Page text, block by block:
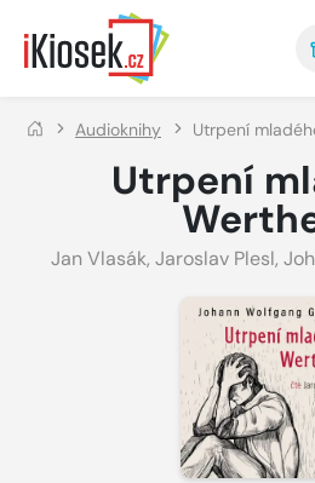
Přejít na hlavní obsah
Audioknihy Utrpení
Utrpení
Jan Vlasák, Jaroslav Plesl,